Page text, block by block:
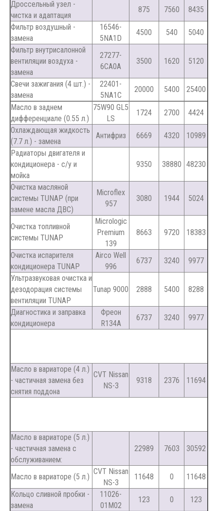
Дроссельный узел -
чистка и адаптация
875 7560
8435
Фильтр воздушный -
замена
16546-
5NA1D
4500 540
5040
Фильтр внутрисалонной
вентиляции воздуха -
замена
27277-
6CA0A
3500 1620 5120
Свечи зажигания (4 шт.) -
замена
22401-
5NA1C
20000 5400
25400
Масло в заднем
дифференциале (0.55 л.)
75W90 GL5
LS
1724 2700
4424
Охлаждающая жидкость
(7.7 л.) - замена
Антифриз 6669 4320
10989
Радиаторы двигателя и
кондиционера - с/у и
мойка
9350 38880 48230
Очистка масляной
системы TUNAP (при
замене масла ДВС)
Microflex
957
3080 1944 5024
Очистка топливной
системы TUNAP
Micrologic
Premium
139
8663 9720 18383
Очистка испарителя
кондиционера TUNAP
Airco Well
996
6737 3240
9977
Ультразвуковая очистка и
дезодорация системы
вентиляции TUNAP
Tunap 9000 2888 5400 8288
Диагностика и заправка
кондиционера
Фреон
R134A
6737 3240 9977
Масло в вариаторе (4 л.)
- частичная замена без
снятия поддона
CVT Nissan
NS-3
9318 2376 11694
Масло в вариаторе (5 л.)
- частичная замена с
обслуживанием:
22989 7603 30592
Масло в вариаторе (5 л.)
CVT Nissan
NS-3
11648 0
11648
Кольцо сливной пробки -
замена
11026-
01M02
123 0
123